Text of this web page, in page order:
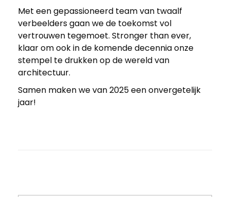
Met een gepassioneerd team van twaalf
verbeelders gaan we de toekomst vol
vertrouwen tegemoet. Stronger than ever,
klaar om ook in de komende decennia onze
stempel te drukken op de wereld van
architectuur.
Samen maken we van 2025 een onvergetelijk
jaar!